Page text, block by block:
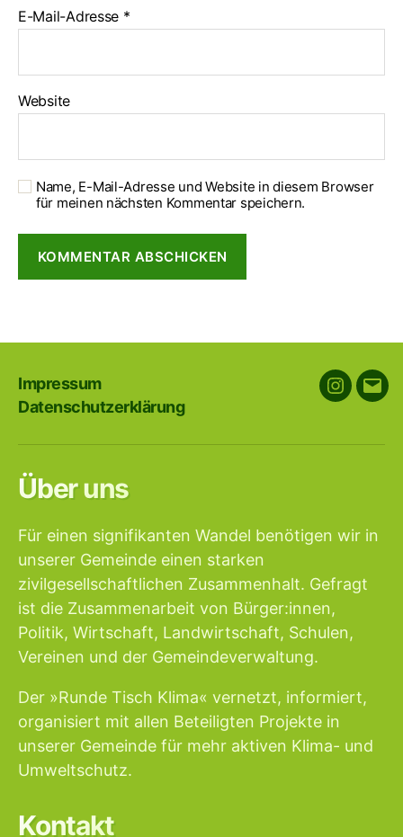
E-Mail-Adresse *
Website
Name, E-Mail-Adresse und Website in diesem Browser
für meinen nächsten Kommentar speichern.
Impressum
Datenschutzerklärung
E-
Über uns
Für einen signifikanten Wandel benötigen wir in
unserer Gemeinde einen starken
zivilgesellschaftlichen Zusammenhalt. Gefragt
ist die Zusammenarbeit von Bürger:innen,
Politik, Wirtschaft, Landwirtschaft, Schulen,
Vereinen und der Gemeindeverwaltung.
Der »Runde Tisch Klima« vernetzt, informiert,
organisiert mit allen Beteiligten Projekte in
unserer Gemeinde für mehr aktiven Klima- und
Umweltschutz.
Kontakt